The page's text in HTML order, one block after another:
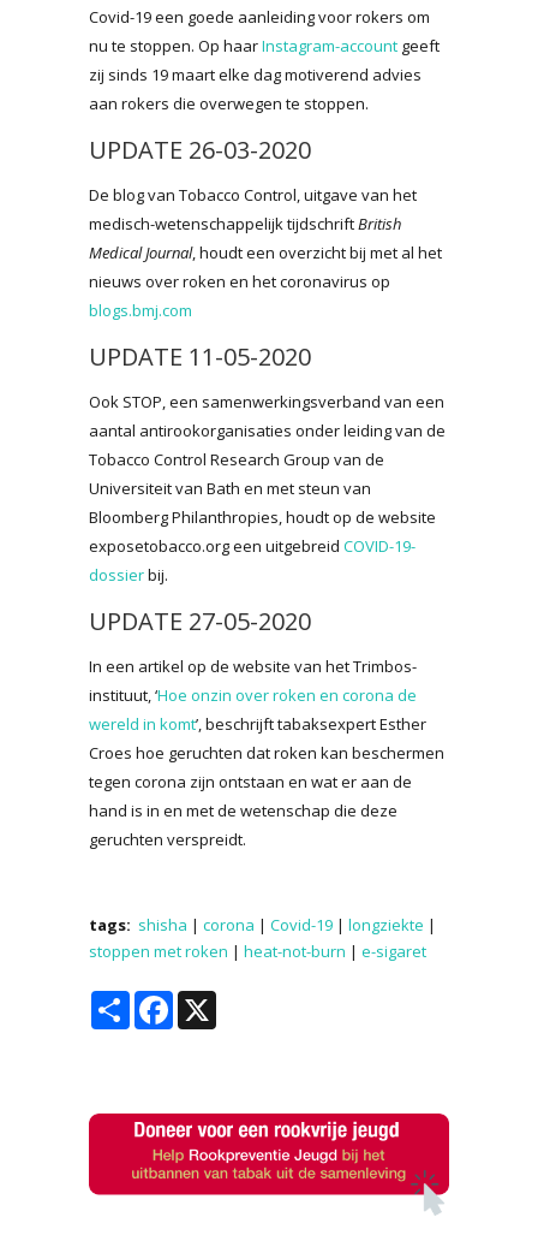
Covid-19 een goede aanleiding voor rokers om
nu te stoppen. Op haarInstagram-account geeft
zij sinds 19 maart elke dag motiverend advies
aan rokers die overwegen te stoppen.
UPDATE 26-03-2020
De blog van Tobacco Control, uitgave van het
medisch-wetenschappelijk tijdschriftBritish
Medical Journal, houdt een overzicht bij met al het
nieuws over roken en het coronavirus op
blogs.bmj.com
UPDATE 11-05-2020
Ook STOP, een samenwerkingsverband van een
aantal antirookorganisaties onder leiding van de
Tobacco Control Research Group van de
Universiteit van Bath en met steun van
Bloomberg Philanthropies, houdt op de website
exposetobacco.org een uitgebreid COVID-19-
dossierbij.
UPDATE 27-05-2020
In een artikel op de website van het Trimbos-
instituut, ‘Hoe onzin over roken en corona de
wereld in komt’, beschrijft tabaksexpert Esther
Croes hoe geruchten dat roken kan beschermen
tegen corona zijn ontstaan en wat er aan de
hand is in en met de wetenschap die deze
geruchten verspreidt.
tags: shisha | corona | Covid-19 | longziekte |
stoppen met roken | heat-not-burn | e-sigaret
Share Facebook